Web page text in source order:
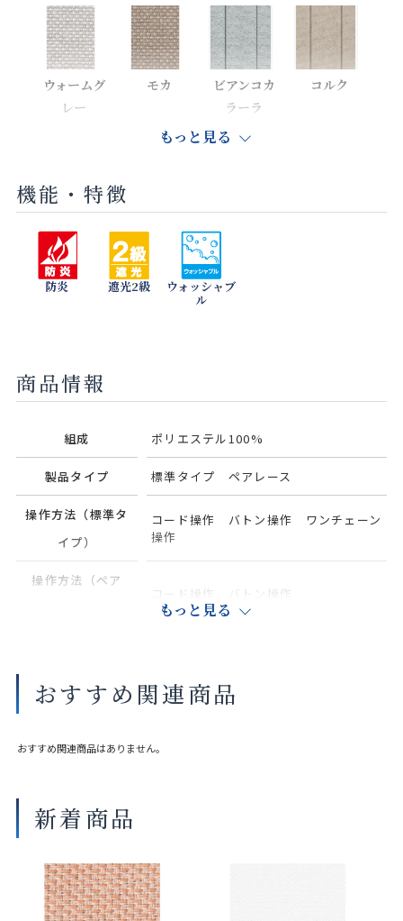
ウォームグ
レー
モカ
ビアンコカ
ラーラ
コルク
ストーン クルミ
アッシュブ
もっと見る
機能・特徴
防炎 遮光2級 ウォッシャブ
ル
商品情報
組成 ポリエステル100%
製品タイプ 標準タイプ ペアレース
操作方法（標準タ
イプ）
コード操作 バトン操作 ワンチェーン
操作
操作方法（ペア
コード操作 バトン操作
部品色 オプショ
ム色〉
ホワイト（木調） ナチュラルブラウ
商品の詳細に関しましては、上部のデジタルカタログをご確認くださ
もっと見る
おすすめ関連商品
おすすめ関連商品はありません。
新着商品